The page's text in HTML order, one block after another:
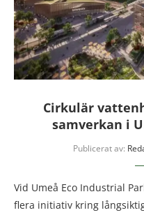
Cirkulär
samverkan i
Publicerat av:
Vid Umeå Eco Industrial
flera initiativ kring